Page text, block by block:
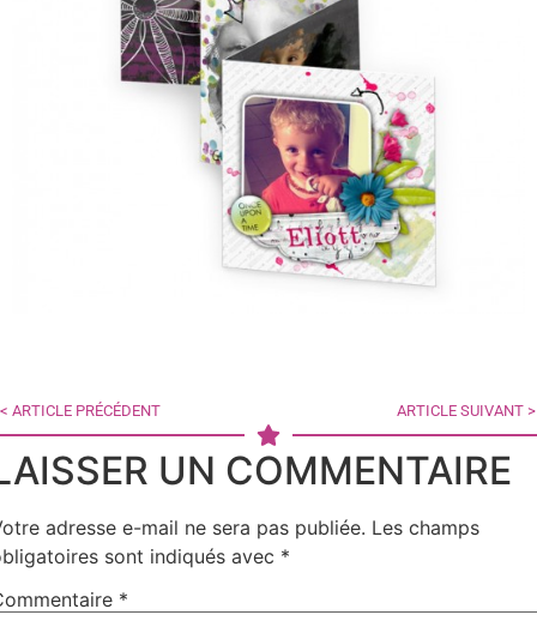
< ARTICLE PRÉCÉDENT ARTICLE SUIVANT >
UN COMMENTAIRE
adresse e-mail ne sera pas publiée. Les champs
sont indiqués avec *
*